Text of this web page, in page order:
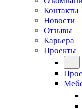
Контакты
Новости
Отзывы
Карьера
Проекты